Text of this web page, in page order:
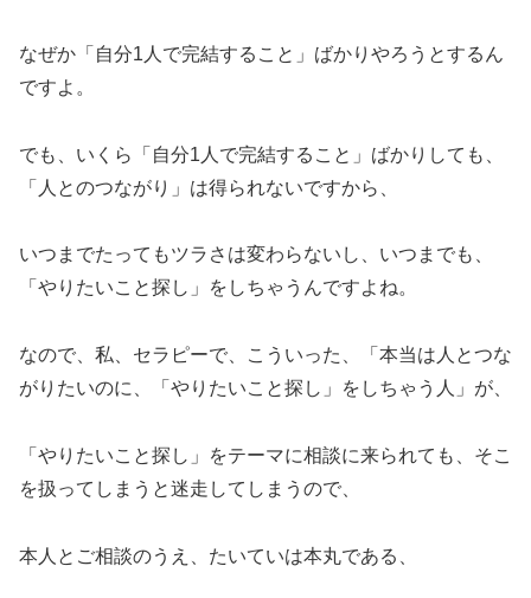
なぜか「自分1人で完結すること」ばかりやろうとするん
ですよ。
でも、いくら「自分1人で完結すること」ばかりしても、
「人とのつながり」は得られないですから、
いつまでたってもツラさは変わらないし、いつまでも、
「やりたいこと探し」をしちゃうんですよね。
なので、私、セラピーで、こういった、「本当は人とつな
がりたいのに、「やりたいこと探し」をしちゃう人」が、
「やりたいこと探し」をテーマに相談に来られても、そこ
を扱ってしまうと迷走してしまうので、
本人とご相談のうえ、たいていは本丸である、